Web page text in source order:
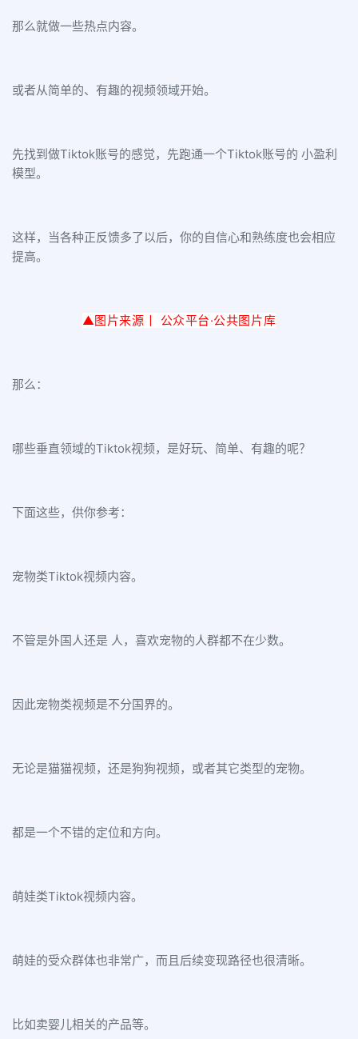
那么就做一些热点内容。
或者从简单的、有趣的视频领域开始。
先找到做Tiktok账号的感觉，先跑通一个Tiktok账号的 小盈利
模型。
这样，当各种正反馈多了以后，你的自信心和熟练度也会相应
提高。
▲图片来源丨 公众平台·公共图片库
那么：
哪些垂直领域的Tiktok视频，是好玩、简单、有趣的呢？
下面这些，供你参考：
宠物类Tiktok视频内容。
不管是外国人还是 人，喜欢宠物的人群都不在少数。
因此宠物类视频是不分国界的。
无论是猫猫视频，还是狗狗视频，或者其它类型的宠物。
都是一个不错的定位和方向。
萌娃类Tiktok视频内容。
萌娃的受众群体也非常广，而且后续变现路径也很清晰。
比如卖婴儿相关的产品等。